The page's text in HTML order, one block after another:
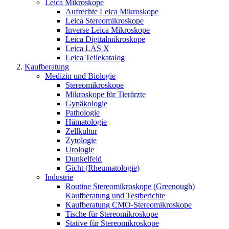
Leica Mikroskope
Aufrechte Leica Mikroskope
Leica Stereomikroskope
Inverse Leica Mikroskope
Leica Digitalmikroskope
Leica LAS X
Leica Teilekatalog
Kaufberatung
Medizin und Biologie
Stereomikroskope
Mikroskope für Tierärzte
Gynäkologie
Pathologie
Hämatologie
Zellkultur
Zytologie
Urologie
Dunkelfeld
Gicht (Rheumatologie)
Industrie
Routine Stereomikroskope (Greenough)
Kaufberatung und Testberichte
Kaufberatung CMO-Stereomikroskope
Tische für Stereomikroskope
Stative für Stereomikroskope